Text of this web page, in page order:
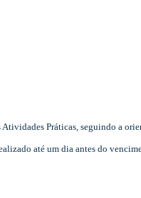
Práticas, seguindo a
até um dia antes do